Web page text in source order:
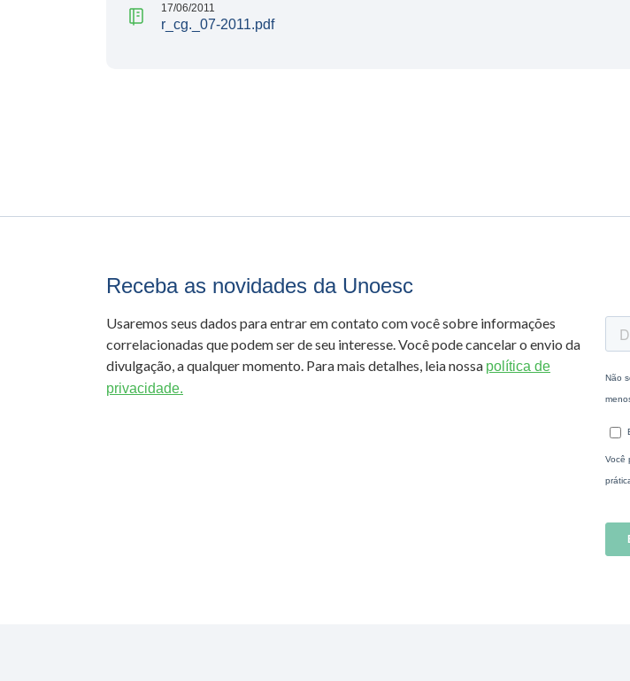
17/06/2011
r_cg._07-2011.pdf
Receba as novidades da Unoesc
Usaremos seus dados para entrar em contato com você sobre informações
correlacionadas que podem ser de seu interesse. Você pode cancelar o envio da
divulgação, a qualquer momento. Para mais detalhes, leia nossa política de
privacidade.